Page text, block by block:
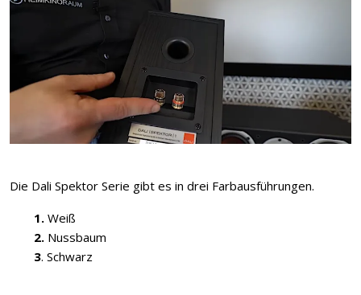
Die Dali Spektor Serie gibt es in drei Farbausführungen.
1. Weiß
2. Nussbaum
3. Schwarz